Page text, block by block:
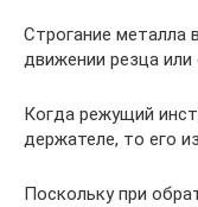
Строгание металла
движении резца или
Когда режущий
держателе, то его
Поскольку при